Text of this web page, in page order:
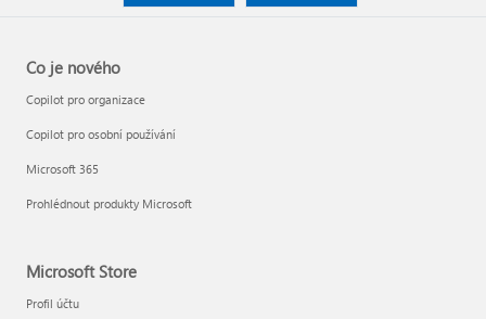
Co je nového
Copilot pro organizace
Copilot pro osobní používání
Microsoft 365
Prohlédnout produkty Microsoft
Microsoft Store
Profil účtu